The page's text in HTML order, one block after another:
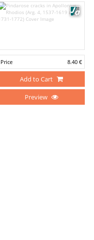
Price 8.40 €
Add to Cart
Preview